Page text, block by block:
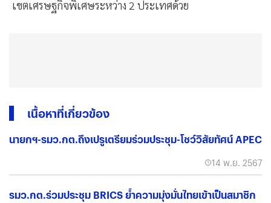
เขตเศรษฐกิจพิเศษระหว่าง 2 ประเทศด้วย
เนื้อหาที่เกี่ยวข้อง
นายกฯ-รมว.กต.ถึงเปรูเตรียมร่วมประชุม-โชว์วิสัยทัศน์ APEC
14 พ.ย. 2567
รมว.กต.ร่วมประชุม BRICS ย้ำความมุ่งมั่นไทยเข้าเป็นสมาชิก